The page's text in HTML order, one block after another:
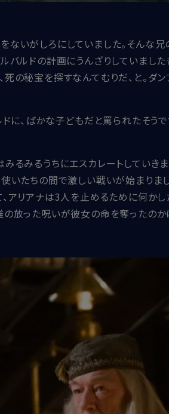
いがしろにしていました。そんな
ルドの計画にうんざりしていまし
の秘宝を探すなんてむりだ、と。
ドに、ばかな子どもだと罵られたそ
るみるうちにエスカレートしていき
いたちの間で激しい戦いが始まり
アリアナは3人を止めるために何か
放った呪いが彼女の命を奪ったの